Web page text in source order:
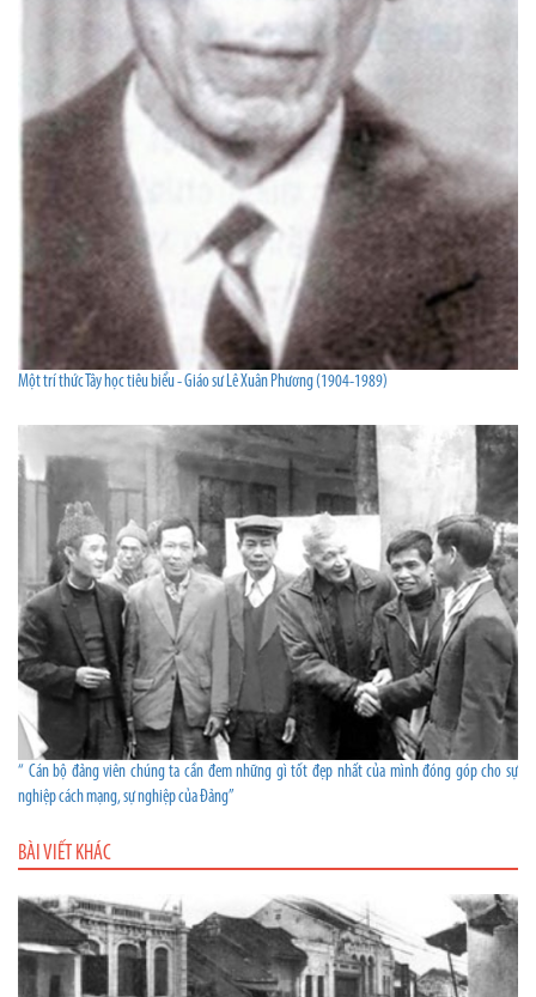
Một trí thức Tây học tiêu biểu - Giáo sư Lê Xuân Phương (1904-1989)
“ Cán bộ đảng viên chúng ta cần đem những gì tốt đẹp nhất của mình đóng góp cho sự
nghiệp cách mạng, sự nghiệp của Đảng”
BÀI VIẾT KHÁC